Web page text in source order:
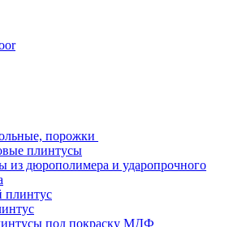
порожки
плинтусы
из дюрополимера и ударопрочного
под покраску МДФ